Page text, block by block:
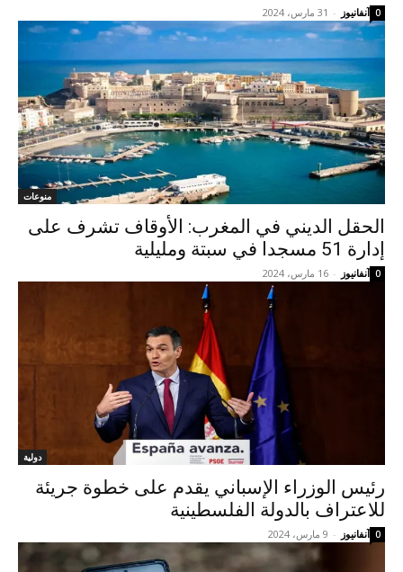
آنفانيوز - 31 مارس، 2024 0
منوعات
الحقل الديني في المغرب: الأوقاف تشرف على
إدارة 51 مسجدا في سبتة ومليلية
آنفانيوز - 16 مارس، 2024 0
دولية
رئيس الوزراء الإسباني يقدم على خطوة جريئة
للاعتراف بالدولة الفلسطينية
آنفانيوز - 9 مارس، 2024 0